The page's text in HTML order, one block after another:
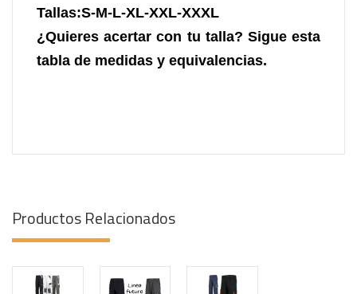
Tallas:S-M-L-XL-XXL-XXXL
¿Quieres acertar con tu talla? Sigue esta
tabla de medidas y equivalencias.
Productos Relacionados